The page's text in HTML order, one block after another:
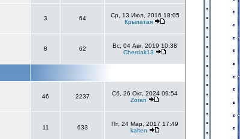
3 64
Ср, 13 Июл, 2016 18:05
Крылатая
8 62
Вс, 04 Авг, 2019 10:38
Cherdak13
46 2237
Сб, 26 Окт, 2024 09:54
Zoran
11 633
Пт, 24 Мар, 2017 17:49
kalten